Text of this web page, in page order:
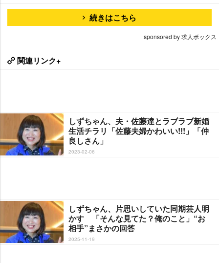
続きはこちら
sponsored by 求人ボックス
関連リンク+
しずちゃん、夫・佐藤達とラブラブ新婚
生活チラリ「佐藤夫婦かわいい!!!」「仲
良しさん」
2023-02-06
しずちゃん、片思いしていた同期芸人明
かす 「そんな見てた？俺のこと」“お
相手”まさかの回答
2025-11-19